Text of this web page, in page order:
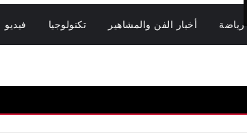
رياضة أخبار الفن والمشاهير تكنولوجيا فيديو